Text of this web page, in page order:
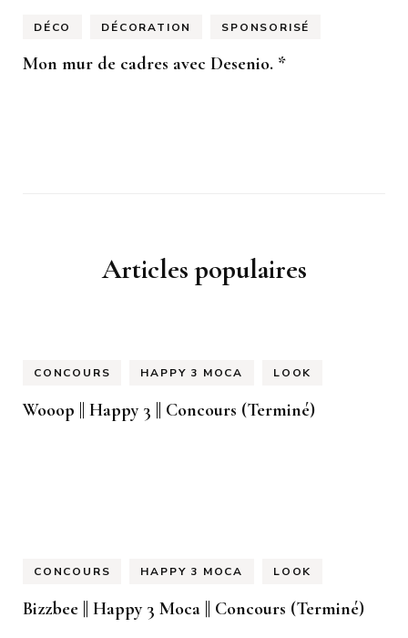
DÉCO DÉCORATION SPONSORISÉ
Mon mur de cadres avec Desenio. *
Articles populaires
CONCOURS HAPPY 3 MOCA LOOK
Wooop || Happy 3 || Concours (Terminé)
CONCOURS HAPPY 3 MOCA LOOK
Bizzbee || Happy 3 Moca || Concours (Terminé)